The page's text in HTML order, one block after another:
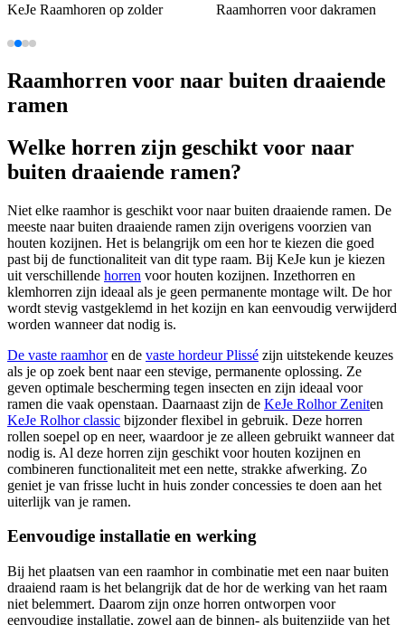
KeJe Raamhoren op zolder
Raamhorren voor dakramen
Raamhorren voor naar buiten draaiende
ramen
Welke horren zijn geschikt voor naar
buiten draaiende ramen?
Niet elke raamhor is geschikt voor naar buiten draaiende ramen. De
meeste naar buiten draaiende ramen zijn overigens voorzien van
houten kozijnen. Het is belangrijk om een hor te kiezen die goed
past bij de functionaliteit van dit type raam. Bij KeJe kun je kiezen
uit verschillende horren voor houten kozijnen. Inzethorren en
klemhorren zijn ideaal als je geen permanente montage wilt. De hor
wordt stevig vastgeklemd in het kozijn en kan eenvoudig verwijderd
worden wanneer dat nodig is.
De vaste raamhoren de vaste hordeur Plissé zijn uitstekende keuzes
als je op zoek bent naar een stevige, permanente oplossing. Ze
geven optimale bescherming tegen insecten en zijn ideaal voor
ramen die vaak openstaan. Daarnaast zijn de KeJe Rolhor Zeniten
KeJe Rolhor classic bijzonder flexibel in gebruik. Deze horren
rollen soepel op en neer, waardoor je ze alleen gebruikt wanneer dat
nodig is. Al deze horren zijn geschikt voor houten kozijnen en
combineren functionaliteit met een nette, strakke afwerking. Zo
geniet je van frisse lucht in huis zonder concessies te doen aan het
uiterlijk van je ramen.
Eenvoudige installatie en werking
Bij het plaatsen van een raamhor in combinatie met een naar buiten
draaiend raam is het belangrijk dat de hor de werking van het raam
niet belemmert. Daarom zijn onze horren ontworpen voor
eenvoudige installatie, zowel aan de binnen- als buitenzijde van het